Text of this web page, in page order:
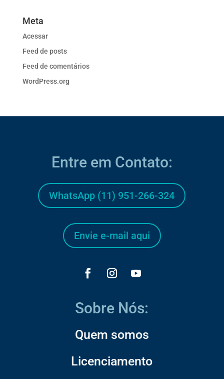
Meta
Acessar
Feed de posts
Feed de comentários
WordPress.org
Entre em Contato:
WhatsApp (11) 951-266-324
Envie e-mail aqui
Sobre Nós:
Quem somos
Licenciamento